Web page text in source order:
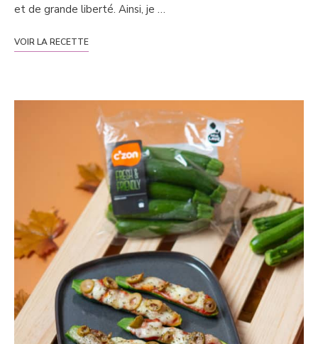
et de grande liberté. Ainsi, je …
VOIR LA RECETTE